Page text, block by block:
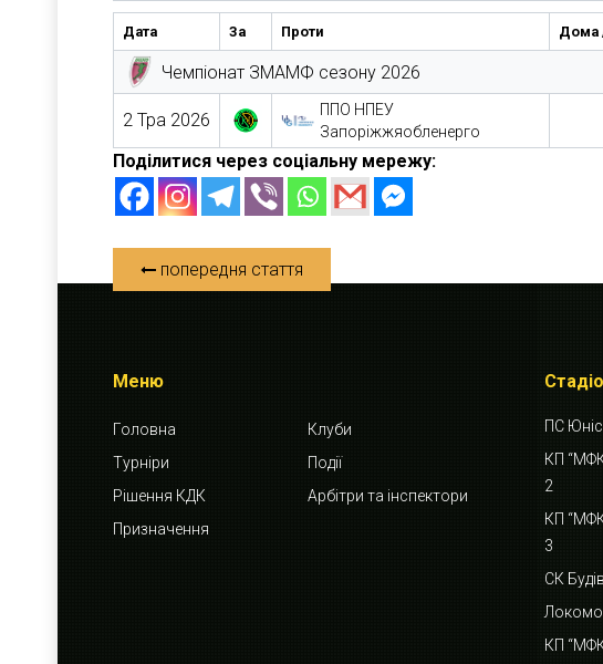
Дата За Проти Дома
Чемпіонат ЗМАМФ сезону 2026
2 Тра 2026
ППО НПЕУ
Запоріжжяобленерго
Поділитися через соціальну мережу:
попередня стаття
Меню
Головна
Клуби
Турніри
Події
Рішення КДК
Арбітри та інспектори
Призначення
ПС
КП
2
КП
3
СК
КП